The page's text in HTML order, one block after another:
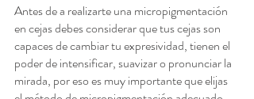
Antes de a realizarte una micropigmentación
en cejas debes considerar que tus cejas son
capaces de cambiar tu expresividad, tienen el
poder de intensificar, suavizar o pronunciar la
mirada, por eso es muy importante que elijas